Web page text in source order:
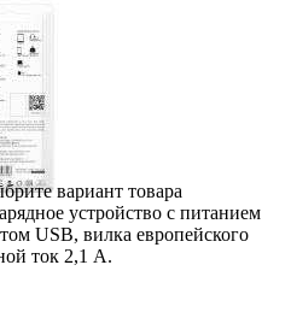
вариант товара
устройство с питанием
USB, вилка европейского
ток 2,1 А.